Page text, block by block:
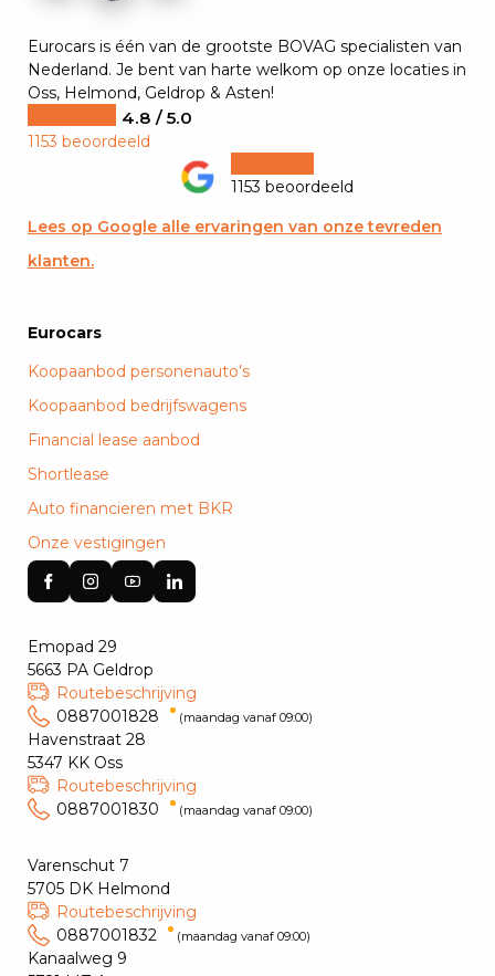
Eurocars is één van de grootste BOVAG specialisten van
Nederland. Je bent van harte welkom op onze locaties in
Oss, Helmond, Geldrop & Asten!
4.8 / 5.0
1153 beoordeeld
1153 beoordeeld
Lees op Google alle ervaringen van onze tevreden
klanten.
Eurocars
Koopaanbod personenauto’s
Koopaanbod bedrijfswagens
Financial lease aanbod
Shortlease
Auto financieren met BKR
Onze vestigingen
Emopad 29
5663 PA Geldrop
Routebeschrijving
0887001828
(maandag vanaf 09:00)
Havenstraat 28
5347 KK Oss
Routebeschrijving
0887001830
(maandag vanaf 09:00)
Varenschut 7
5705 DK Helmond
Routebeschrijving
0887001832
(maandag vanaf 09:00)
Kanaalweg 9